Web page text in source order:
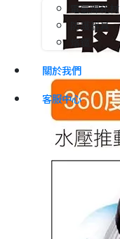
電氬焊耗材
防護器具
烙鐵
關於我們
客服中心